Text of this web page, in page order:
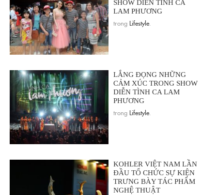
SHOW DIỄN TÌNH CA
LAM PHƯƠNG
trong Lifestyle
LẮNG ĐỌNG NHỮNG
CẢM XÚC TRONG SHOW
DIỄN TÌNH CA LAM
PHƯƠNG
trong Lifestyle
KOHLER VIỆT NAM LẦN
ĐẦU TỔ CHỨC SỰ KIỆN
TRƯNG BÀY TÁC PHẨM
NGHỆ THUẬT